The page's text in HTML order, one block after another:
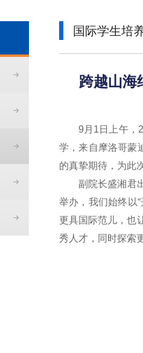
国际学生培
跨越山海
9月1日上午，
学，来自摩洛哥蒙
的真挚期待，为此
副院长盛湘君
举办，我们始终以
更具国际范儿，也
秀人才，同时探索